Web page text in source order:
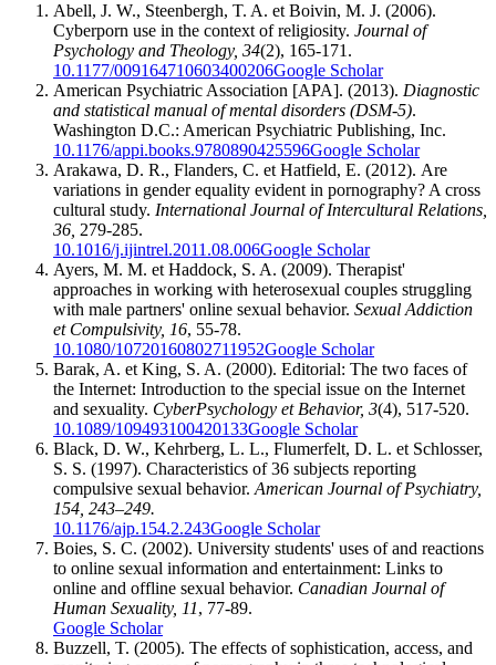
Abell, J. W., Steenbergh, T. A. et Boivin, M. J. (2006).
Cyberporn use in the context of religiosity. Journal of
Psychology and Theology, 34(2), 165-171.
10.1177/009164710603400206Google Scholar
American Psychiatric Association [APA]. (2013). Diagnostic
and statistical manual of mental disorders (DSM-5).
Washington D.C.: American Psychiatric Publishing, Inc.
10.1176/appi.books.9780890425596Google Scholar
Arakawa, D. R., Flanders, C. et Hatfield, E. (2012). Are
variations in gender equality evident in pornography? A cross
cultural study. International Journal of Intercultural Relations,
36, 279-285.
10.1016/j.ijintrel.2011.08.006Google Scholar
Ayers, M. M. et Haddock, S. A. (2009). Therapist'
approaches in working with heterosexual couples struggling
with male partners' online sexual behavior. Sexual Addiction
et Compulsivity, 16, 55-78.
10.1080/10720160802711952Google Scholar
Barak, A. et King, S. A. (2000). Editorial: The two faces of
the Internet: Introduction to the special issue on the Internet
and sexuality. CyberPsychology et Behavior, 3(4), 517-520.
10.1089/109493100420133Google Scholar
Black, D. W., Kehrberg, L. L., Flumerfelt, D. L. et Schlosser,
S. S. (1997). Characteristics of 36 subjects reporting
compulsive sexual behavior.American Journal of Psychiatry,
154, 243–249.
10.1176/ajp.154.2.243Google Scholar
Boies, S. C. (2002). University students' uses of and reactions
to online sexual information and entertainment: Links to
online and offline sexual behavior. Canadian Journal of
Human Sexuality, 11, 77-89.
Google Scholar
Buzzell, T. (2005). The effects of sophistication, access, and